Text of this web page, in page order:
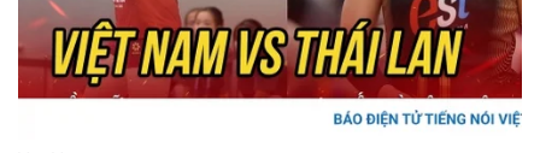
Làm đẹp - giảm cân
Phòng mạch online
Ăn sạch sống khỏe